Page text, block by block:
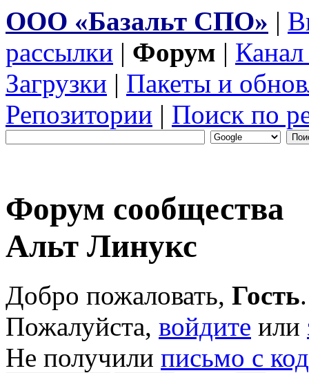
ООО «Базальт СПО» |
рассылки | Форум |
Загрузки | Пакеты и
Репозитории | Поиск по
Форум сообщества
Альт Линукс
Добро пожаловать, Гость.
Пожалуйста, войдите или
Не получили письмо с